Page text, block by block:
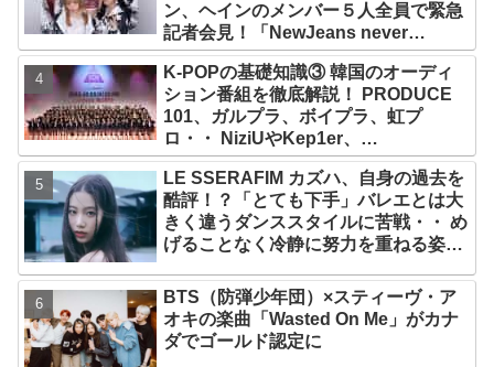
ン、ヘインのメンバー５人全員で緊急
記者会見！「NewJeans never
dies!」と微笑みの宣言！ ADOR側、
2029年まで契約有効と主張
K-POPの基礎知識③ 韓国のオーディ
ション番組を徹底解説！ PRODUCE
101、ガルプラ、ボイプラ、虹プ
ロ・・ NiziUやKep1er、
ZEROBASEONEら人気グループが
続々と誕生！ JO1やINI、ME:Iを生ん
だ日プまで一挙紹介
LE SSERAFIM カズハ、自身の過去を
酷評！？「とても下手」バレエとは大
きく違うダンススタイルに苦戦・・ め
げることなく冷静に努力を重ねる姿に
BTS（防弾少年団）×スティーヴ・ア
オキの楽曲「Wasted On Me」がカナ
ダでゴールド認定に